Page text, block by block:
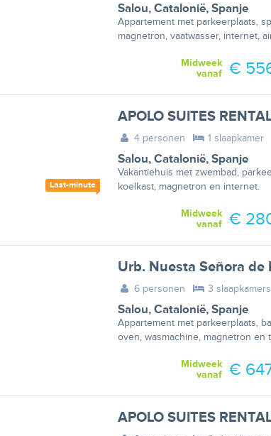
Salou, Catalonië, Spanje
Appartement met parkeerplaats,
magnetron, vaatwasser, internet,
Midweek
vanaf
€
Last-minute
APOLO SUITES
4 personen 1 slaapkamer
Salou, Catalonië, Spanje
Vakantiehuis met zwembad,
koelkast, magnetron en internet.
Midweek
vanaf
€
Urb. Nuesta Señora de
6 personen 3 slaapkamers
Salou, Catalonië, Spanje
Appartement met parkeerplaats,
oven, wasmachine, magnetron en
Midweek
vanaf
€
APOLO SUITES